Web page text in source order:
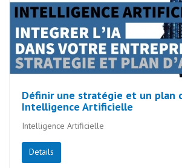
Définir une stratégie et un plan
Intelligence Artificielle
Intelligence Artificielle
Details